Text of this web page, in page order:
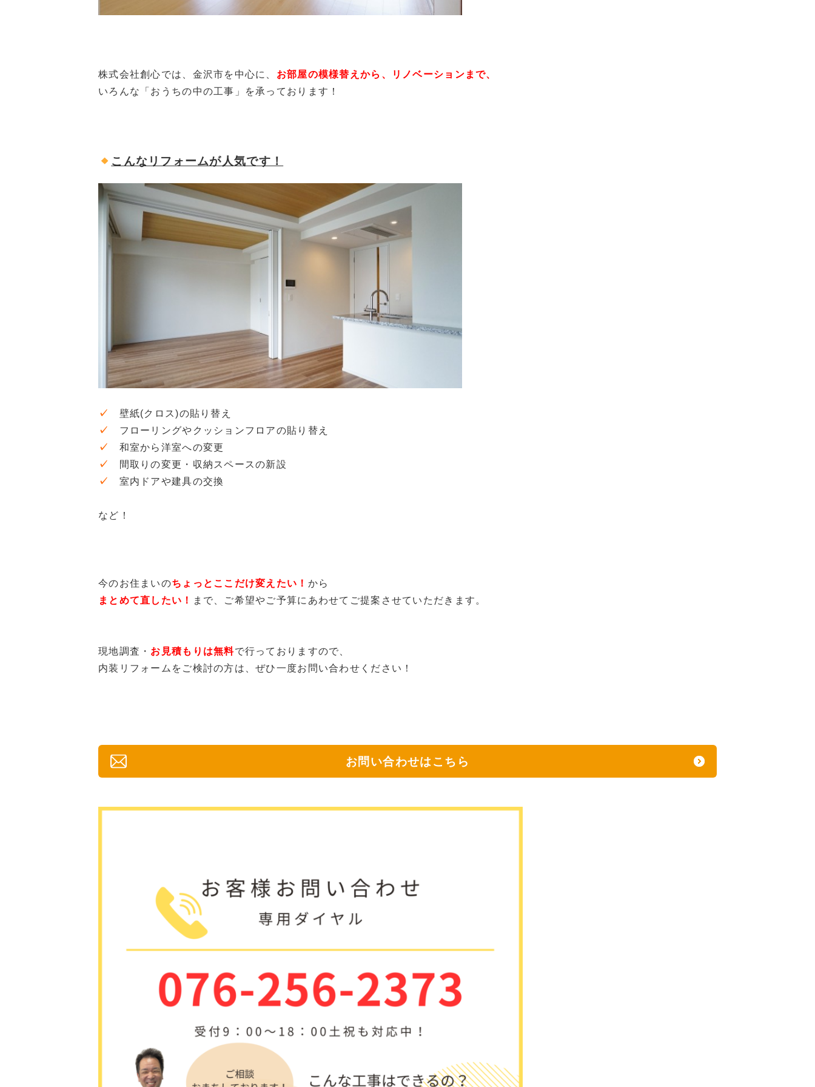
株式会社創心では、金沢市を中心に、 お部屋の模様替えから、リノベーションまで、
いろんな「おうちの中の工事」を承っております！
こんなリフォームが人気です！
✓
壁紙(クロス)の貼り替え
✓
フローリングやクッションフロアの貼り替え
✓
和室から洋室への変更
✓
間取りの変更・収納スペースの新設
✓
室内ドアや建具の交換
など！
今のお住まいのちょっとここだけ変えたい！ から
まとめて直したい！
まで、ご希望やご予算にあわせてご提案させていただきます。
現地調査・ お見積もりは無料で行っておりますので、
内装リフォームをご検討の方は、ぜひ一度お問い合わせください！
お問い合わせはこちら